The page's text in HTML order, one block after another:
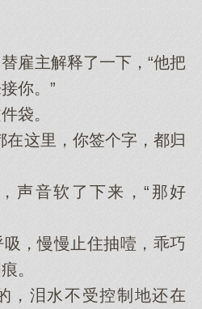
主解释了一下，“他把
你。”
袋。
这里，你签个字，都归
音软了下来，“那好
，慢慢止住抽噎，乖巧
。
泪水不受控制地还在